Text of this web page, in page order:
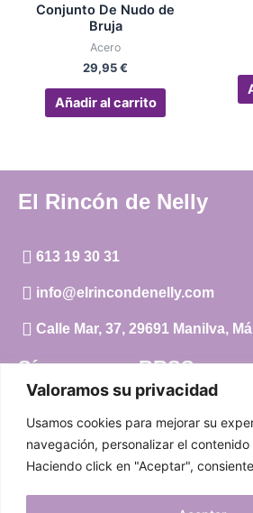
Valoramos su privacidad
Usamos cookies para mejorar su
navegación, personalizar el
Haciendo click en "Aceptar",
Conjunto De Nudo de
Bruja
Acero
29,95€
Añadir al carrito
El Rincón de Nelly
613 19 30 31
info@elrincondenelly.com
Calle Mar, 37, 29691 Manilva,
Síguenos en RRSS
Facebook